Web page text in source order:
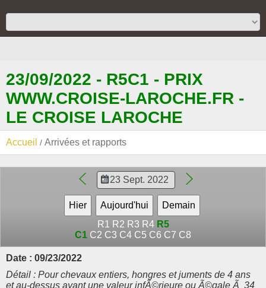
23/09/2022 - R5C1 - PRIX
WWW.CROISE-LAROCHE.FR -
LE CROISE LAROCHE
Accueil Arrivées et rapports
R1 R2 R3 R4 R5
C1 C2 C3 C4 C5 C6 C7 C8
Date : 09/23/2022
Détail : Pour chevaux entiers, hongres et juments de 4 ans
et au-dessus ayant une valeur infÃ©rieure ou Ã©gale Ã 34